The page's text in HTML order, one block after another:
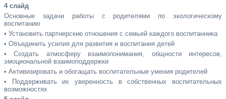
4 слайд
Основные задачи работы с родителями по экологическому
воспитанию
• Установить партнерские отношения с семьей каждого воспитанника
• Объединить усилия для развития и воспитания детей
•Создать атмосферу взаимопонимания, общности интересов,
эмоциональной взаимоподдержки
• Активизировать и обогащать воспитательные умения родителей
• Поддерживать их уверенность в собственных воспитательных
возможностях